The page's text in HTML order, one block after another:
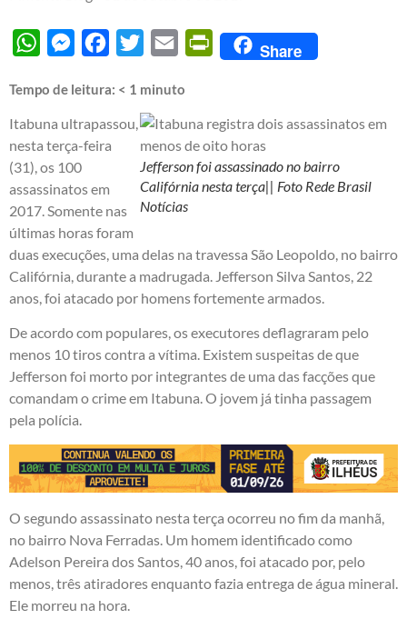
WhatsAppMessengerFacebook
Twitter Email PrintFriendly
Share
Tempo de leitura: < 1 minuto
Jefferson foi assassinado no bairro
Califórnia nesta terça|| Foto Rede Brasil
Notícias
Itabuna ultrapassou,
nesta terça-feira
(31), os 100
assassinatos em
2017. Somente nas
últimas horas foram
duas execuções, uma delas na travessa São Leopoldo, no bairro
Califórnia, durante a madrugada. Jefferson Silva Santos, 22
anos, foi atacado por homens fortemente armados.
De acordo com populares, os executores deflagraram pelo
menos 10 tiros contra a vítima. Existem suspeitas de que
Jefferson foi morto por integrantes de uma das facções que
comandam o crime em Itabuna. O jovem já tinha passagem
pela polícia.
O segundo assassinato nesta terça ocorreu no fim da manhã,
no bairro Nova Ferradas. Um homem identificado como
Adelson Pereira dos Santos, 40 anos, foi atacado por, pelo
menos, três atiradores enquanto fazia entrega de água mineral.
Ele morreu na hora.